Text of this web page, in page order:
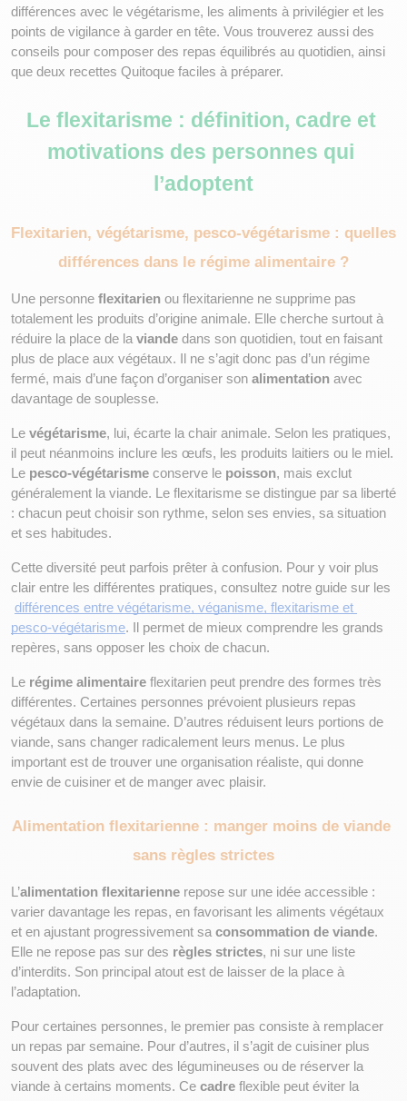
différences avec le végétarisme, les aliments à privilégier et les
points de vigilance à garder en tête. Vous trouverez aussi des
conseils pour composer des repas équilibrés au quotidien, ainsi
que deux recettes Quitoque faciles à préparer.
Le flexitarisme : définition, cadre et
motivations des personnes qui
l’adoptent
Flexitarien, végétarisme, pesco-végétarisme : quelles
différences dans le régime alimentaire ?
Une personne flexitarien ou flexitarienne ne supprime pas
totalement les produits d’origine animale. Elle cherche surtout à
réduire la place de la viande dans son quotidien, tout en faisant
plus de place aux végétaux. Il ne s’agit donc pas d’un régime
fermé, mais d’une façon d’organiser son alimentation avec
davantage de souplesse.
Le végétarisme, lui, écarte la chair animale. Selon les pratiques,
il peut néanmoins inclure les œufs, les produits laitiers ou le miel.
Le pesco-végétarisme conserve le poisson, mais exclut
généralement la viande. Le flexitarisme se distingue par sa liberté
: chacun peut choisir son rythme, selon ses envies, sa situation
et ses habitudes.
Cette diversité peut parfois prêter à confusion. Pour y voir plus
clair entre les différentes pratiques, consultez notre guide sur les
différences entre végétarisme, véganisme, flexitarisme et
pesco-végétarisme. Il permet de mieux comprendre les grands
repères, sans opposer les choix de chacun.
Le régime alimentaire flexitarien peut prendre des formes très
différentes. Certaines personnes prévoient plusieurs repas
végétaux dans la semaine. D’autres réduisent leurs portions de
viande, sans changer radicalement leurs menus. Le plus
important est de trouver une organisation réaliste, qui donne
envie de cuisiner et de manger avec plaisir.
Alimentation flexitarienne : manger moins de viande
sans règles strictes
L’alimentation flexitarienne repose sur une idée accessible :
varier davantage les repas, en favorisant les aliments végétaux
et en ajustant progressivement sa consommation de viande.
Elle ne repose pas sur des règles strictes, ni sur une liste
d’interdits. Son principal atout est de laisser de la place à
l’adaptation.
Pour certaines personnes, le premier pas consiste à remplacer
un repas par semaine. Pour d’autres, il s’agit de cuisiner plus
souvent des plats avec des légumineuses ou de réserver la
viande à certains moments. Ce cadre flexible peut éviter la